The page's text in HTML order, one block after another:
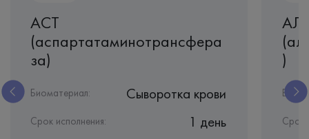
АСТ
(аспартатаминотрансфера
за)
Биоматериал: Сыворотка крови
Срок исполнения: 1 день
)
Срок